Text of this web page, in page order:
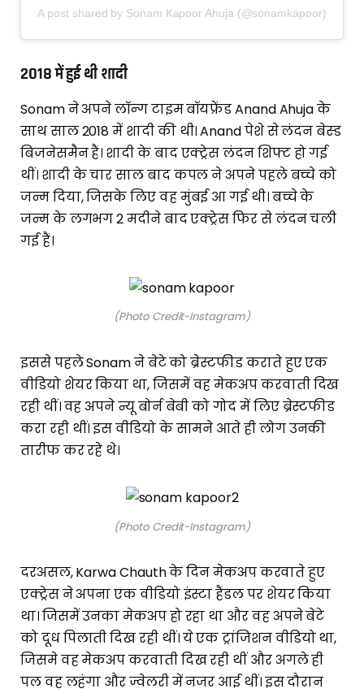
A post shared by Sonam Kapoor Ahuja (@sonamkapoor)
2018 में हुई थी शादी
Sonam ने अपने लॉन्ग टाइम बॉयफ्रेंड Anand Ahuja के
साथ साल 2018 में शादी की थी। Anand पेशे से लंदन बेस्ड
बिजनेसमैन हैं। शादी के बाद एक्ट्रेस लंदन शिफ्ट हो गई
थीं। शादी के चार साल बाद कपल ने अपने पहले बच्चे को
जन्म दिया, जिसके लिए वह मुंबई आ गई थी। बच्चे के
जन्म के लगभग 2 मदीने बाद एक्ट्रेस फिर से लंदन चली
गई हैं।
(Photo Credit-Instagram)
इससे पहले Sonam ने बेटे को ब्रेस्टफीड कराते हुए एक
वीडियो शेयर किया था, जिसमें वह मेकअप करवाती दिख
रही थीं। वह अपने न्यू बोर्न बेबी को गोद में लिए ब्रेस्टफीड
करा रही थीं। इस वीडियो के सामने आते ही लोग उनकी
तारीफ कर रहे थे।
(Photo Credit-Instagram)
दरअसल, Karwa Chauth के दिन मेकअप करवाते हुए
एक्ट्रेस ने अपना एक वीडियो इंस्टा हैंडल पर शेयर किया
था। जिसमें उनका मेकअप हो रहा था और वह अपने बेटे
को दूध पिलाती दिख रही थीं। ये एक ट्रांजिशन वीडियो था,
जिसमे वह मेकअप करवाती दिख रही थीं और अगले ही
पल वह लहंगा और ज्वेलरी में नजर आई थीं। इस दौरान